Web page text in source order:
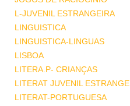
L-JUVENIL ESTRANGEIRA
LINGUISTICA
LINGUISTICA-LINGUAS
LISBOA
LITERA.P- CRIANÇAS
LITERAT JUVENIL
LITERAT-PORTUGUESA